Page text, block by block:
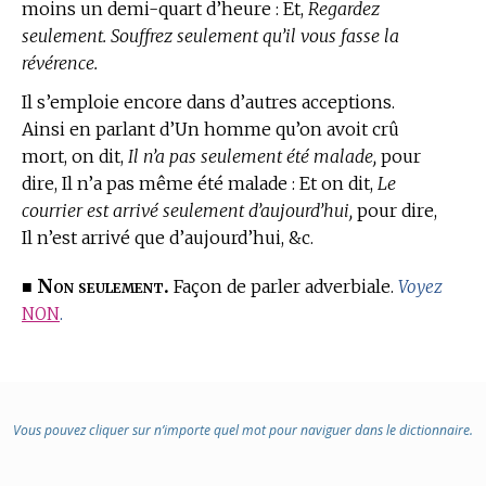
moins un demi-quart d’heure : Et, Regardez
seulement. Souffrez seulement qu’il vous fasse la
révérence.
Il s’emploie encore dans d’autres acceptions.
Ainsi en parlant d’Un homme qu’on avoit crû
mort, on dit, Il n’a pas seulement été malade, pour
dire, Il n’a pas même été malade : Et on dit, Le
courrier est arrivé seulement d’aujourd’hui, pour dire,
Il n’est arrivé que d’aujourd’hui, &c.
■ Non seulement. Façon de parler adverbiale. Voyez
NON.
Vous pouvez cliquer sur n’importe quel mot pour naviguer dans le dictionnaire.